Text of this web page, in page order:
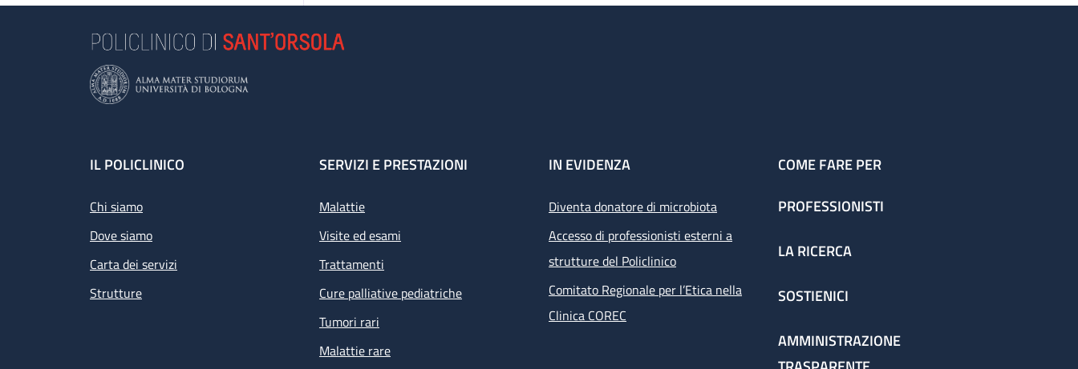
Footer
IL POLICLINICO
Chi siamo
Dove siamo
Carta dei servizi
Strutture
SERVIZI E PRESTAZIONI
Malattie
Visite ed esami
Trattamenti
Cure palliative pediatriche
Tumori rari
Malattie rare
IN EVIDENZA
Diventa donatore di microbiota
Accesso di professionisti esterni a
strutture del Policlinico
Comitato Regionale per l’Etica nella
Clinica COREC
COME FARE PER
PROFESSIONISTI
LA RICERCA
SOSTIENICI
AMMINISTRAZIONE